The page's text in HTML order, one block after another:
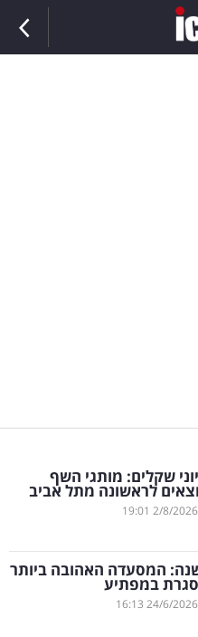
שקלים: מותגי השף
לראשונה מתל אביב
2/8/2026
19:01
22 שנה: המסעדה האהובה ביותר
במפתיע
24/6/2026
16:13